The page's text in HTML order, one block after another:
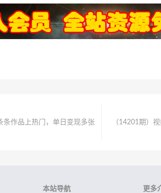
条作品上热门，单日变现多张
（14201期）
本站导航 更多